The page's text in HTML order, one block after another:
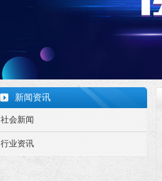
新闻资讯
社会新闻
行业资讯